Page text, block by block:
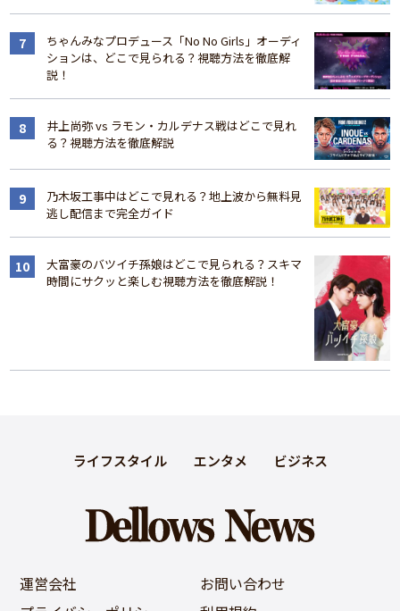
ちゃんみなプロデュース「No No Girls」オーディ
ションは、どこで見られる？視聴方法を徹底解
説！
井上尚弥 vs ラモン・カルデナス戦はどこで見れ
る？視聴方法を徹底解説
乃木坂工事中はどこで見れる？地上波から無料見
逃し配信まで完全ガイド
大富豪のバツイチ孫娘はどこで見られる？スキマ
時間にサクッと楽しむ視聴方法を徹底解説！
ライフスタイル エンタメ ビジネス
運営会社
お問い合わせ